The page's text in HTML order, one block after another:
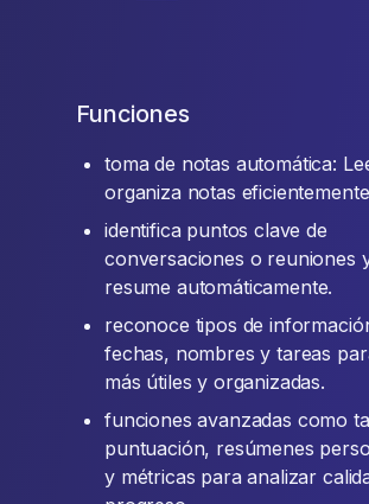
Funciones
toma de notas automática:
organiza notas
identifica puntos clave de
conversaciones o reuniones
resume automáticamente.
reconoce tipos de
fechas, nombres y tareas
más útiles y organizadas.
funciones avanzadas como
puntuación, resúmenes
y métricas para analizar